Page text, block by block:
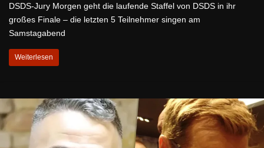
DSDS-Jury Morgen geht die laufende Staffel von DSDS in ihr
großes Finale – die letzten 5 Teilnehmer singen am
Samstagabend
Weiterlesen